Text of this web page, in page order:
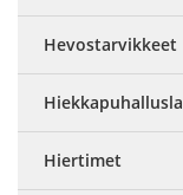
Hevostarvikkeet
Hiertimet